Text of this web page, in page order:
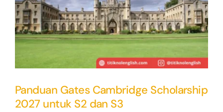
Panduan Gates Cambridge Scholarship
2027 untuk S2 dan S3